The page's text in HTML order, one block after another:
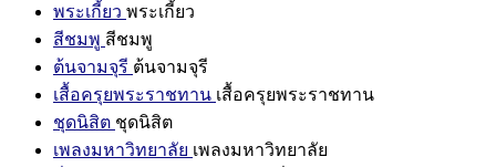
พระเกี้ยว พระเกี้ยว
สีชมพู สีชมพู
ต้นจามจุรี ต้นจามจุรี
เสื้อครุยพระราชทาน เสื้อครุยพระราชทาน
ชุดนิสิต ชุดนิสิต
เพลงมหาวิทยาลัย เพลงมหาวิทยาลัย